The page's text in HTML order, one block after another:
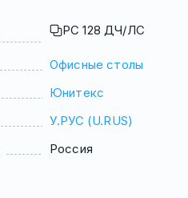
РС 128 ДЧ/ЛС
Офисные столы
Юнитекс
У.РУС (U.RUS)
Россия